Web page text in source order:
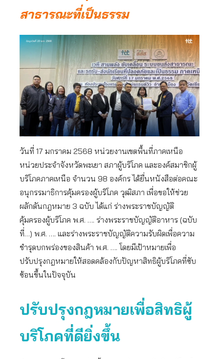
สาธารณะที่เป็นธรรม
วันที่ 17 มกราคม 2568 หน่วยงานเขตพื้นที่ภาคเหนือ
หน่วยประจำจังหวัดพะเยา สภาผู้บริโภค และองค์สมาชิกผู้
บริโภคภาคเหนือ จำนวน 98 องค์กร ได้ยื่นหนังสือต่อคณะ
อนุกรรมาธิการคุ้มครองผู้บริโภค วุฒิสภา เพื่อขอให้ช่วย
ผลักดันกฎหมาย 3 ฉบับ ได้แก่ ร่างพระราชบัญญัติ
คุ้มครองผู้บริโภค พ.ศ. …. ร่างพระราชบัญญัติอาหาร (ฉบับ
ที่…) พ.ศ. …. และร่างพระราชบัญญัติความรับผิดเพื่อความ
ชำรุดบกพร่องของสินค้า พ.ศ. …. โดยมีเป้าหมายเพื่อ
ปรับปรุงกฎหมายให้สอดคล้องกับปัญหาสิทธิผู้บริโภคที่ซับ
ซ้อนขึ้นในปัจจุบัน
ปรับปรุงกฎหมายเพื่อสิทธิผู้
บริโภคที่ดียิ่งขึ้น